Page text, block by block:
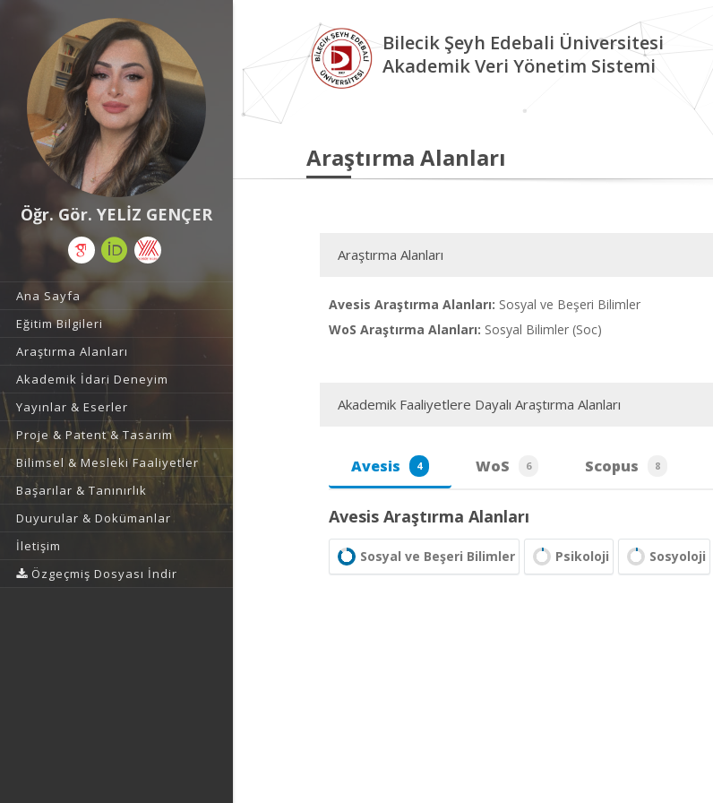
Öğr. Gör. YELİZ GENÇER
Ana Sayfa
Eğitim Bilgileri
Araştırma Alanları
Akademik İdari Deneyim
Yayınlar & Eserler
Proje & Patent & Tasarım
Bilimsel & Mesleki Faaliyetler
Başarılar & Tanınırlık
Duyurular & Dokümanlar
İletişim
Özgeçmiş Dosyası İndir
Bilecik Şeyh Edebali Üniversitesi
Akademik Veri Yönetim Sistemi
Araştırma Alanları
Araştırma Alanları
Avesis Araştırma Alanları: Sosyal ve Beşeri Bilimler
WoS Araştırma Alanları: Sosyal Bilimler (Soc)
Akademik Faaliyetlere Dayalı Araştırma Alanları
Avesis 4 WoS 6 Scopus 8
Avesis Araştırma Alanları
Sosyal ve Beşeri Bilimler Psikoloji Sosyoloji